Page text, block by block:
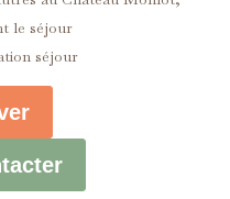
le séjour
séjour